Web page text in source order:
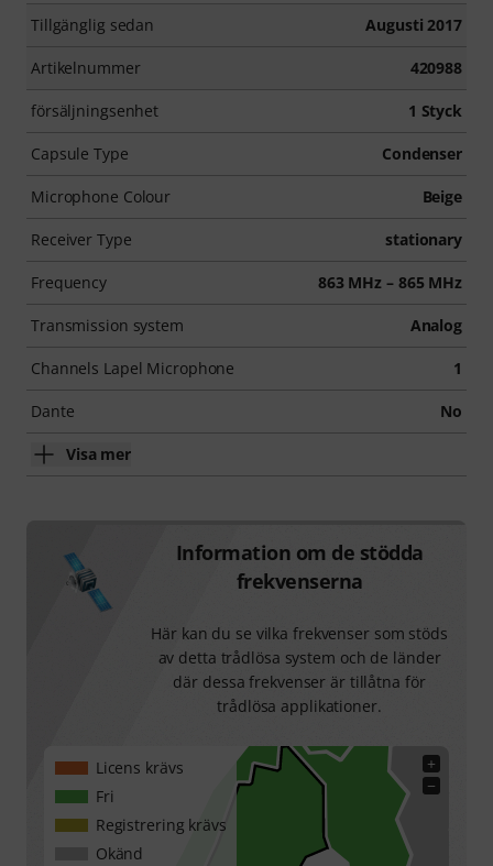
Tillgänglig sedan Augusti 2017
Artikelnummer 420988
försäljningsenhet 1 Styck
Capsule Type Condenser
Microphone Colour Beige
Receiver Type stationary
Frequency 863 MHz – 865 MHz
Transmission system Analog
Channels Lapel Microphone 1
Dante No
Visa mer
Information om de stödda
frekvenserna
Här kan du se vilka frekvenser som stöds
av detta trådlösa system och de länder
där dessa frekvenser är tillåtna för
trådlösa applikationer.
+
−
Licens krävs
Fri
Registrering krävs
Okänd